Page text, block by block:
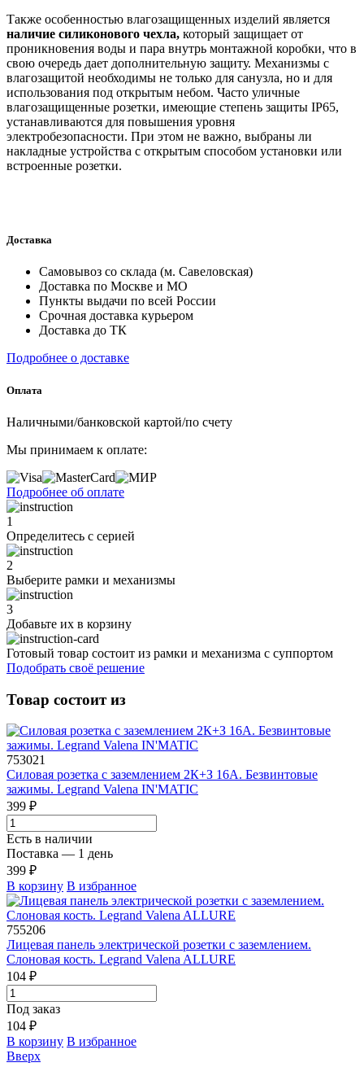
Также особенностью влагозащищенных изделий является
наличие силиконового чехла, который защищает от
проникновения воды и пара внутрь монтажной коробки, что в
свою очередь дает дополнительную защиту. Механизмы с
влагозащитой необходимы не только для санузла, но и для
использования под открытым небом. Часто уличные
влагозащищенные розетки, имеющие степень защиты IP65,
устанавливаются для повышения уровня
электробезопасности. При этом не важно, выбраны ли
накладные устройства с открытым способом установки или
встроенные розетки.
Доставка
Самовывоз со склада (м. Савеловская)
Доставка по Москве и МО
Пункты выдачи по всей России
Срочная доставка курьером
Доставка до ТК
Подробнее о доставке
Оплата
Наличными/банковской картой/по счету
Мы принимаем к оплате:
Подробнее об оплате
1
Определитесь с серией
2
Выберите рамки и механизмы
3
Добавьте их в корзину
Готовый товар состоит из рамки и механизма с суппортом
Подобрать своё решение
Товар состоит из
753021
Силовая розетка с заземлением 2К+З 16А. Безвинтовые
зажимы. Legrand Valena IN'MATIC
399 ₽
Есть в наличии
Поставка — 1 день
399 ₽
В корзину В избранное
755206
Лицевая панель электрической розетки с заземлением.
Слоновая кость. Legrand Valena ALLURE
104 ₽
Под заказ
104 ₽
В корзину В избранное
Вверх